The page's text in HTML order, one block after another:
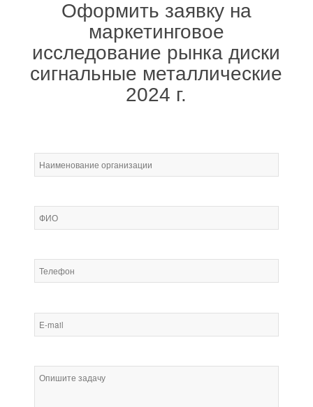
Оформить заявку на
маркетинговое
исследование рынка диски
сигнальные металлические
2024 г.